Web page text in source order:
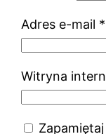
Adres e-mail *
Witryna